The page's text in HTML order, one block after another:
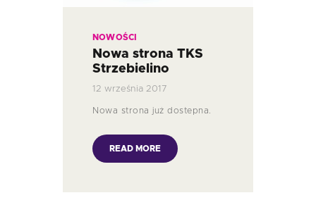
NOWOŚCI
Nowa strona TKS
Strzebielino
12 września 2017
Nowa strona już dostepna.
READ MORE